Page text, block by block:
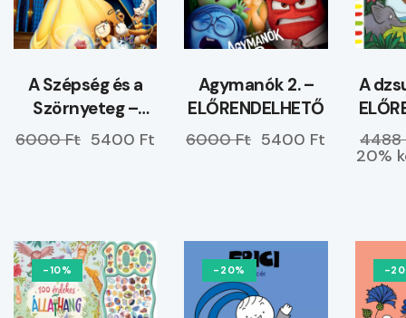
A Szépség és a
Szörnyeteg –
ELŐRENDELHETŐ
6000 Ft 5400 Ft
Agymanók 2. –
ELŐRENDELHETŐ
6000 Ft 5400 Ft
A
4488
20%
-10% -20% -